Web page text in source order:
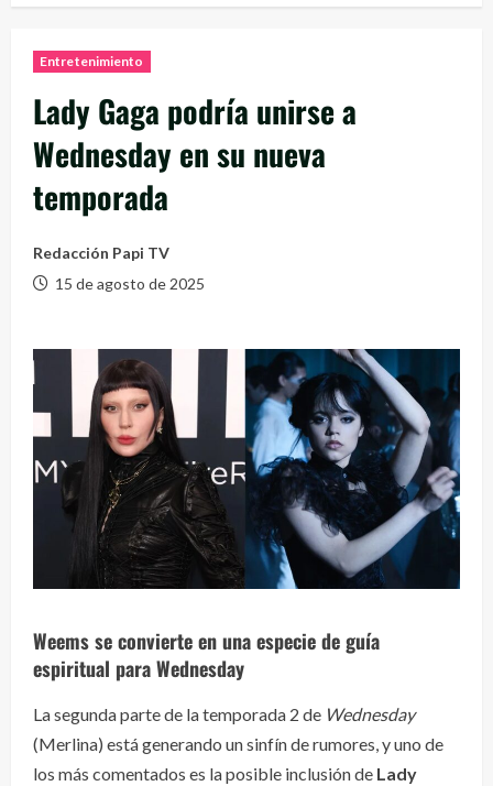
Entretenimiento
Lady Gaga podría unirse a
Wednesday en su nueva
temporada
Redacción Papi TV
15 de agosto de 2025
Weems se convierte en una especie de guía
espiritual paraWednesday
La segunda parte de la temporada 2 de Wednesday
(Merlina) está generando un sinfín de rumores, y uno de
los más comentados es la posible inclusión de Lady